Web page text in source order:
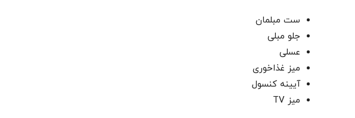
ست مبلمان
جلو مبلی
عسلی
میز غذاخوری
آیینه کنسول
میز TV